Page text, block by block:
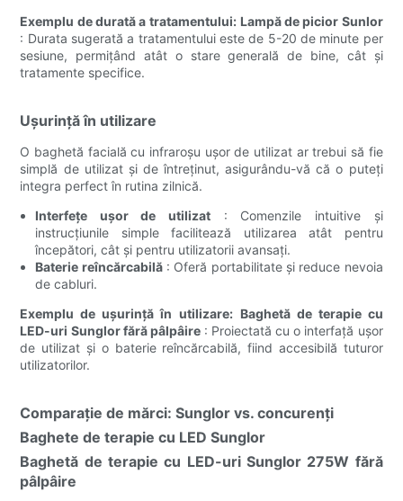
Exemplu de durată a tratamentului: Lampă de picior Sunlor
: Durata sugerată a tratamentului este de 5-20 de minute per
sesiune, permițând atât o stare generală de bine, cât și
tratamente specifice.
Ușurință în utilizare
O baghetă facială cu infraroșu ușor de utilizat ar trebui să fie
simplă de utilizat și de întreținut, asigurându-vă că o puteți
integra perfect în rutina zilnică.
Interfețe ușor de utilizat : Comenzile intuitive și
instrucțiunile simple facilitează utilizarea atât pentru
începători, cât și pentru utilizatorii avansați.
Baterie reîncărcabilă: Oferă portabilitate și reduce nevoia
de cabluri.
Exemplu de ușurință în utilizare: Baghetă de terapie cu
LED-uri Sunglor fără pâlpâire: Proiectată cu o interfață ușor
de utilizat și o baterie reîncărcabilă, fiind accesibilă tuturor
utilizatorilor.
Comparație de mărci: Sunglor vs. concurenți
Baghete de terapie cu LED Sunglor
Baghetă de terapie cu LED-uri Sunglor 275W fără
pâlpâire